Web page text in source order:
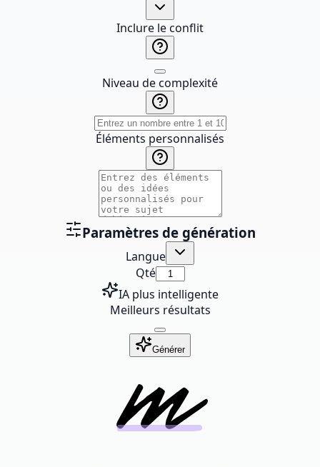
Inclure le conflit
Niveau de complexité
Éléments personnalisés
Paramètres de génération
Langue
Qté
IA plus intelligente
Meilleurs résultats
Générer